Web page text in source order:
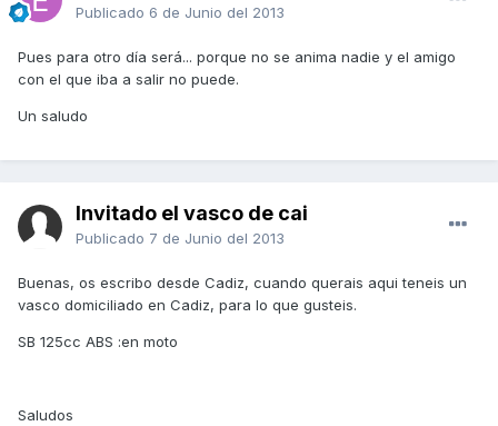
Publicado 6 de Junio del 2013
Pues para otro día será... porque no se anima nadie y el amigo
con el que iba a salir no puede.
Un saludo
Invitado el vasco de cai
Publicado 7 de Junio del 2013
Buenas, os escribo desde Cadiz, cuando querais aqui teneis un
vasco domiciliado en Cadiz, para lo que gusteis.
SB 125cc ABS :en moto
Saludos